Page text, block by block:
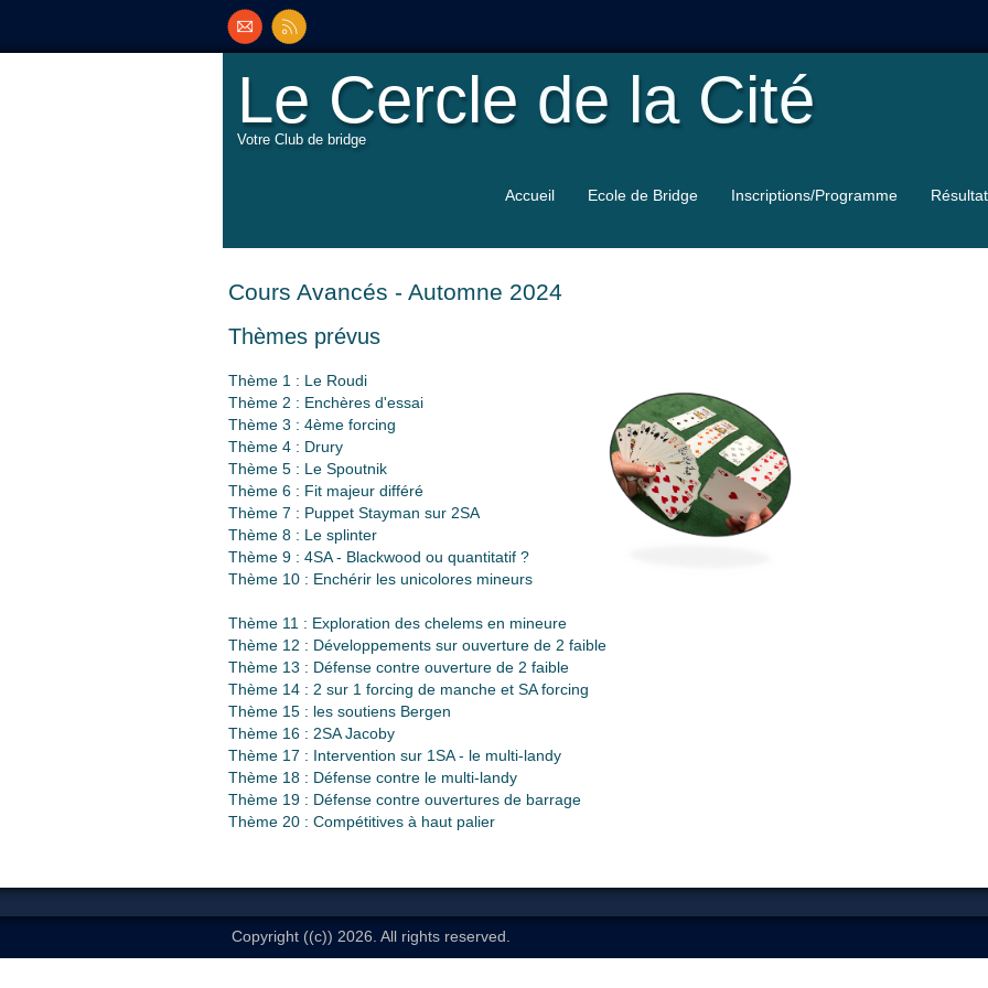
Le Cercle de la Cité
Votre Club de bridge
Accueil Ecole de Bridge Inscriptions/Programme
Cours Avancés - Automne 2024
Thèmes prévus
Thème 1 : Le Roudi
Thème 2 : Enchères d'essai
Thème 3 : 4ème forcing
Thème 4 : Drury
Thème 5 : Le Spoutnik
Thème 6 : Fit majeur différé
Thème 7 : Puppet Stayman sur 2SA
Thème 8 : Le splinter
Thème 9 : 4SA - Blackwood ou quantitatif ?
Thème 10 : Enchérir les unicolores mineurs
Thème 11 : Exploration des chelems en mineure
Thème 12 : Développements sur ouverture de 2 faible
Thème 13 : Défense contre ouverture de 2 faible
Thème 14 : 2 sur 1 forcing de manche et SA forcing
Thème 15 : les soutiens Bergen
Thème 16 : 2SA Jacoby
Thème 17 : Intervention sur 1SA - le multi-landy
Thème 18 : Défense contre le multi-landy
Thème 19 : Défense contre ouvertures de barrage
Thème 20 : Compétitives à haut palier
Copyright ((c)) 2026. All rights reserved.